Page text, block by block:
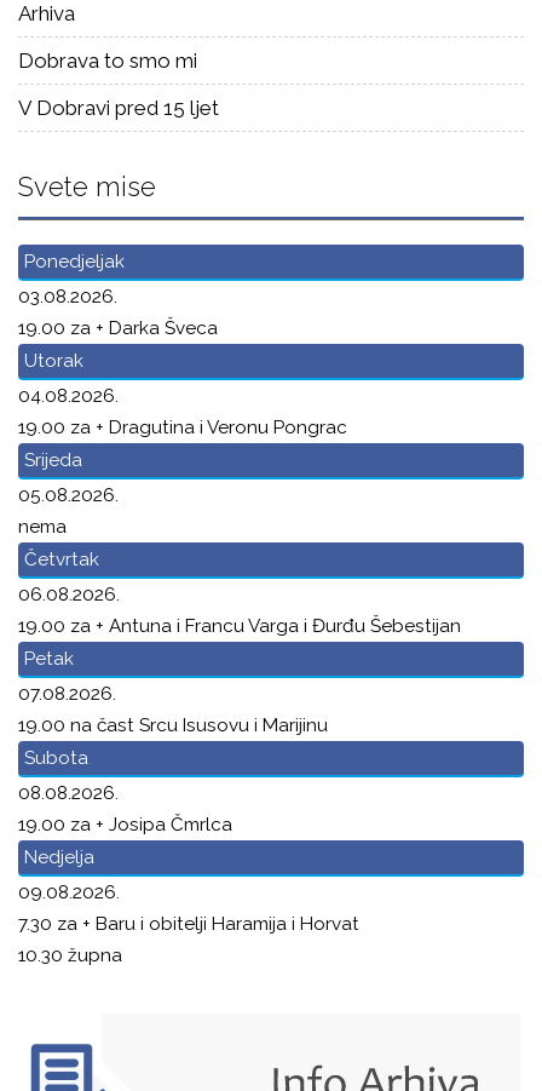
Arhiva
Dobrava to smo mi
V Dobravi pred 15 ljet
Svete mise
Ponedjeljak
03.08.2026.
19.00 za + Darka Šveca
Utorak
04.08.2026.
19.00 za + Dragutina i Veronu Pongrac
Srijeda
05.08.2026.
nema
Četvrtak
06.08.2026.
19.00 za + Antuna i Francu Varga i Đurđu Šebestijan
Petak
07.08.2026.
19.00 na čast Srcu Isusovu i Marijinu
Subota
08.08.2026.
19.00 za + Josipa Čmrlca
Nedjelja
09.08.2026.
7.30 za + Baru i obitelji Haramija i Horvat
10.30 župna